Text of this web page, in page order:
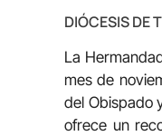
DIÓCESIS DE
La
mes de
del Obispado
ofrece un